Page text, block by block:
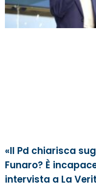
«Il Pd chiarisca
Funaro? È
intervista a La